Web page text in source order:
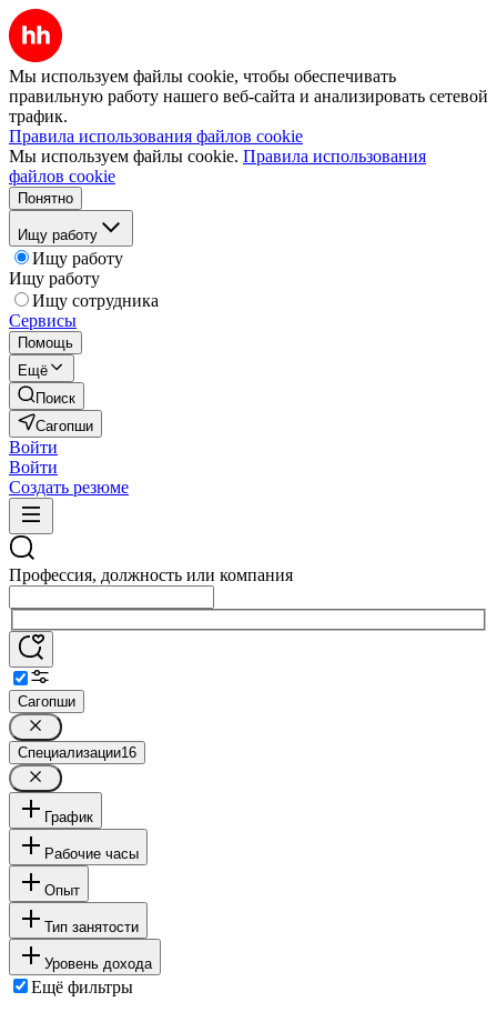
Мы используем файлы cookie, чтобы обеспечивать
правильную работу нашего веб-сайта и анализировать сетевой
трафик.
Правила использования файлов cookie
Мы используем файлы cookie. Правила использования
файлов cookie
Понятно
Ищу работу
Ищу работу
Ищу работу
Ищу сотрудника
Сервисы
Помощь
Ещё
Поиск
Сагопши
Войти
Войти
Создать резюме
Профессия, должность или компания
Сагопши
Специализации16
График
Рабочие часы
Опыт
Тип занятости
Уровень дохода
Ещё фильтры